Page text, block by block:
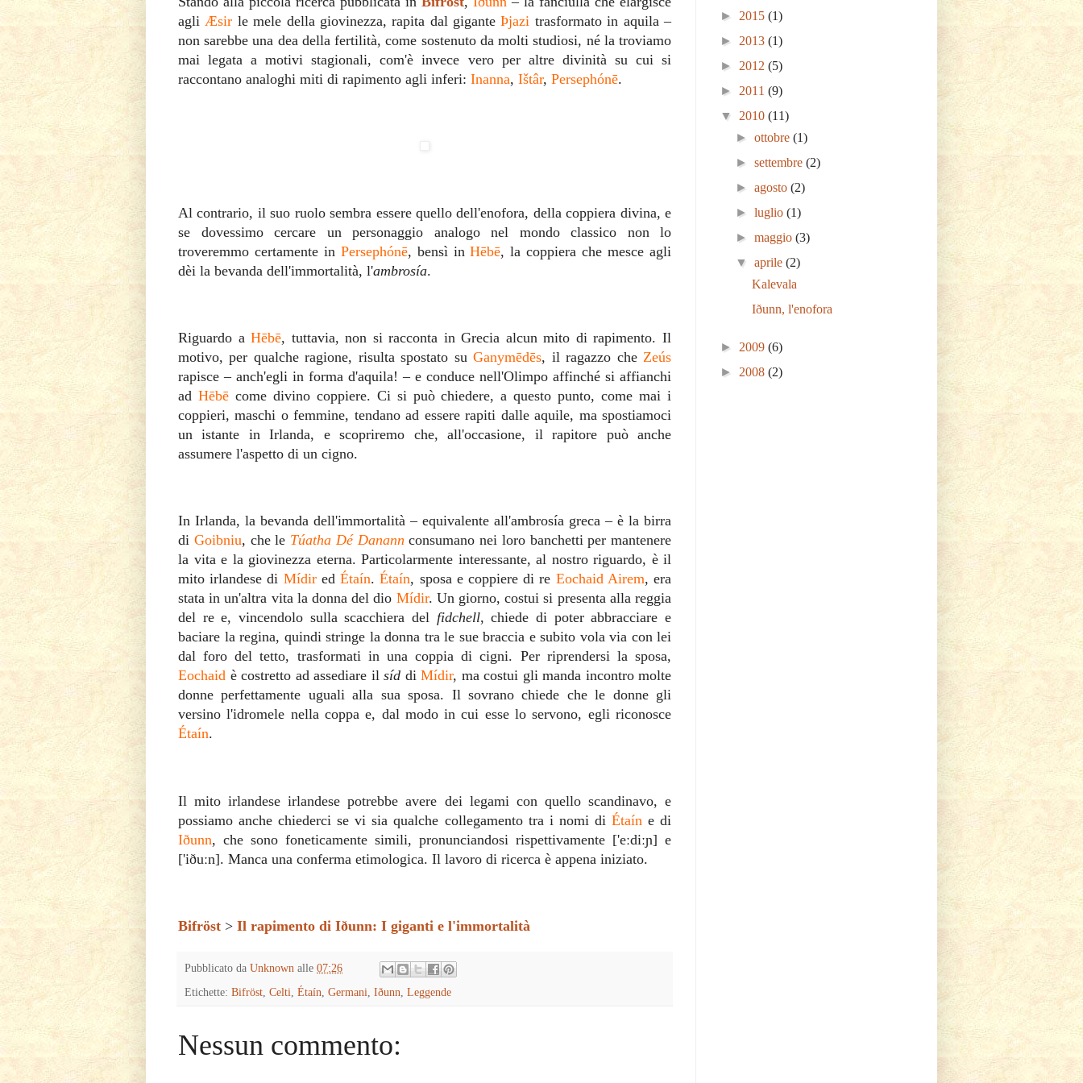
agli Æsir le mele della giovinezza, rapita dal giganteÞjazi trasformato in aquila –
non sarebbe una dea della fertilità, come sostenuto da molti studiosi, né la troviamo
mai legata a motivi stagionali, com'è invece vero per altre divinità su cui si
raccontano analoghi miti di rapimento agli inferi: Inanna, Ištâr, Persephónē.
Al contrario, il suo ruolo sembra essere quello dell'enofora, della coppiera divina, e
se dovessimo cercare un personaggio analogo nel mondo classico non lo
troveremmo certamente in Persephónē, bensì inHēbē, la coppiera che mesce agli
dèi la bevanda dell'immortalità, l'ambrosía.
Riguardo aHēbē, tuttavia, non si racconta in Grecia alcun mito di rapimento. Il
motivo, per qualche ragione, risulta spostato suGanymēdēs, il ragazzo cheZeús
rapisce – anch'egli in forma d'aquila! – e conduce nell'Olimpo affinché si affianchi
ad Hēbē come divino coppiere. Ci si può chiedere, a questo punto, come mai i
coppieri, maschi o femmine, tendano ad essere rapiti dalle aquile, ma spostiamoci
un istante in Irlanda, e scopriremo che, all'occasione, il rapitore può anche
assumere l'aspetto di un cigno.
In Irlanda, la bevanda dell'immortalità – equivalente all'ambrosía greca – è la birra
di Goibniu, che le Túatha Dé Danann consumano nei loro banchetti per mantenere
la vita e la giovinezza eterna. Particolarmente interessante, al nostro riguardo, è il
mito irlandese di Mídir edÉtaín.Étaín, sposa e coppiere di re Eochaid Airem, era
stata in un'altra vita la donna del dio Mídir. Un giorno, costui si presenta alla reggia
del re e, vincendolo sulla scacchiera del fidchell, chiede di poter abbracciare e
baciare la regina, quindi stringe la donna tra le sue braccia e subito vola via con lei
dal foro del tetto, trasformati in una coppia di cigni. Per riprendersi la sposa,
Eochaid è costretto ad assediare il síd di Mídir, ma costui gli manda incontro molte
donne perfettamente uguali alla sua sposa. Il sovrano chiede che le donne gli
versino l'idromele nella coppa e, dal modo in cui esse lo servono, egli riconosce
Étaín.
Il mito irlandese irlandese potrebbe avere dei legami con quello scandinavo, e
possiamo anche chiederci se vi sia qualche collegamento tra i nomi di Étaín e di
Iðunn, che sono foneticamente simili, pronunciandosi rispettivamente ['eːdiːɲ] e
['iðuːn]. Manca una conferma etimologica. Il lavoro di ricerca è appena iniziato.
Bifröst > Il rapimento di Iðunn: I giganti e l'immortalità
Pubblicato da Unknown alle 07:26
Etichette: Bifröst Celti Étaín Germani Iðunn Leggende
Nessun commento:
► 2015 (1)
► 2013 (1)
► 2012 (5)
► 2011 (9)
▼ 2010 (11)
►ottobre(1)
►settembre(2)
►agosto(2)
►luglio(1)
►maggio(3)
▼aprile(2)
Kalevala
Iðunn, l'enofora
► 2009 (6)
► 2008 (2)